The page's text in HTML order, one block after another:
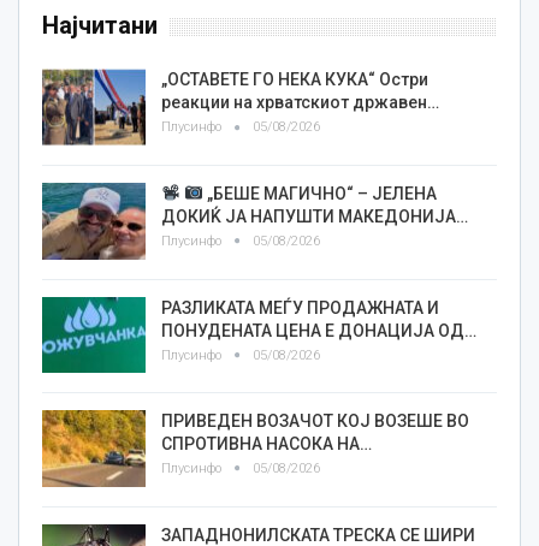
Најчитани
„ОСТАВЕТЕ ГО НЕКА КУКА“ Остри
реакции на хрватскиот државен…
Плусинфо 05/08/2026
„БЕШЕ МАГИЧНО“ – ЈЕЛЕНА
ДОКИЌ ЈА НАПУШТИ МАКЕДОНИЈА…
Плусинфо 05/08/2026
РАЗЛИКАТА МЕЃУ ПРОДАЖНАТА И
ПОНУДЕНАТА ЦЕНА Е ДОНАЦИЈА ОД…
Плусинфо 05/08/2026
ПРИВЕДЕН ВОЗАЧОТ КОЈ ВОЗЕШЕ ВО
СПРОТИВНА НАСОКА НА…
Плусинфо 05/08/2026
ЗАПАДНОНИЛСКАТА ТРЕСКА СЕ ШИРИ